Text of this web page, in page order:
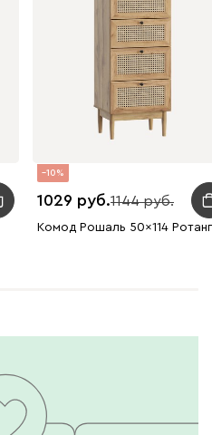
10
1029 1144
Комод Рошаль 50x114 Ротанг